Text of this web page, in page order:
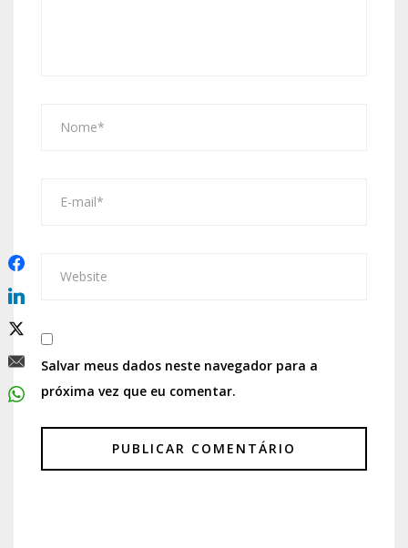
Salvar meus dados neste navegador para a
próxima vez que eu comentar.